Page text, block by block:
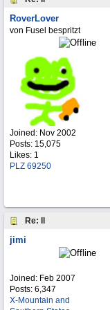
RoverLover
von Fusel bespritzt
Joined: Nov 2002
Posts: 15,075
Likes: 1
PLZ 69250
Re: ll
jimi
Joined: Feb 2007
Posts: 6,347
X-Mountain and